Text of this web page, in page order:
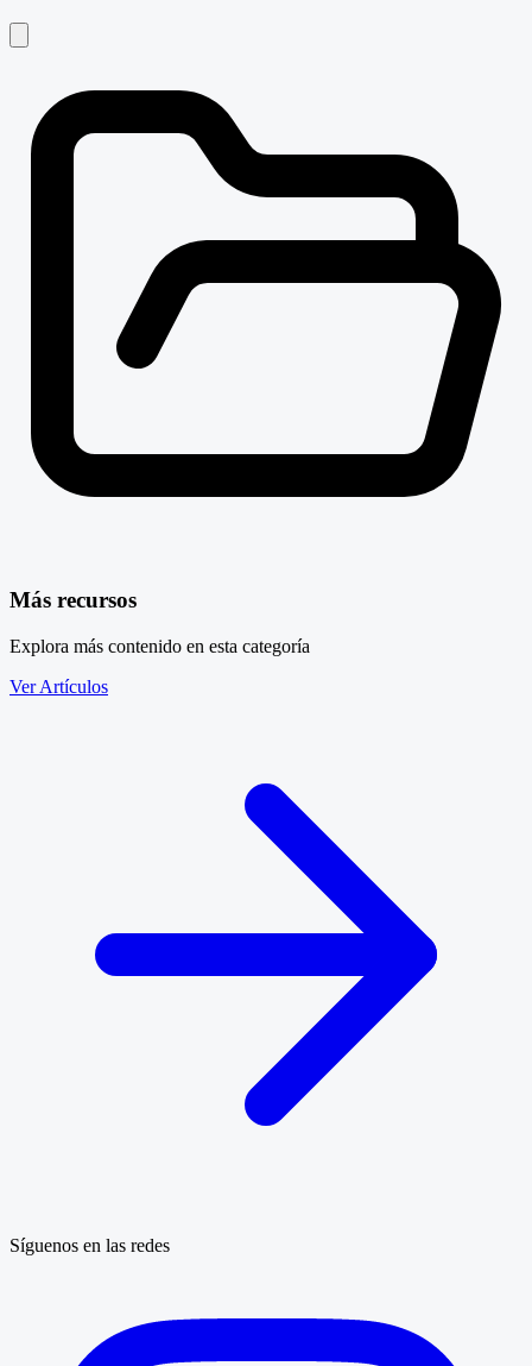
Más recursos
Explora más contenido en esta categoría
Ver Artículos
Síguenos en las redes